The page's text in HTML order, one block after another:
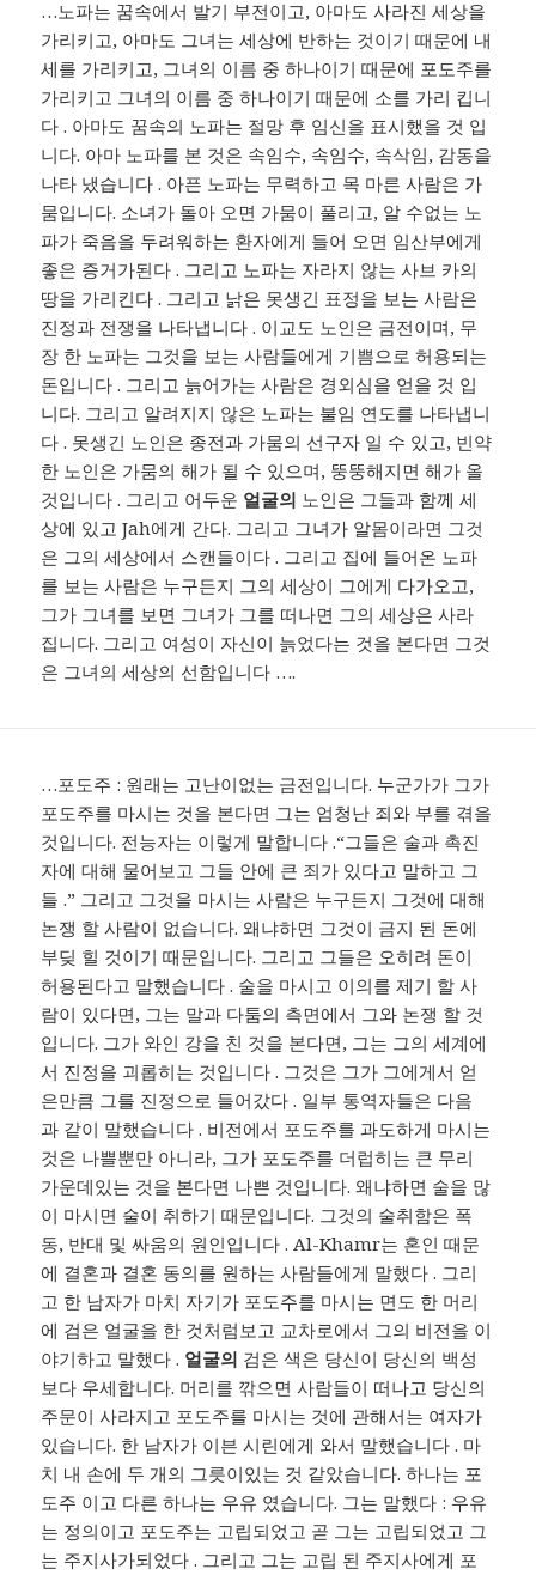
…노파는 꿈속에서 발기 부전이고, 아마도 사라진 세상을
가리키고, 아마도 그녀는 세상에 반하는 것이기 때문에 내
세를 가리키고, 그녀의 이름 중 하나이기 때문에 포도주를
가리키고 그녀의 이름 중 하나이기 때문에 소를 가리 킵니
다 . 아마도 꿈속의 노파는 절망 후 임신을 표시했을 것 입
니다. 아마 노파를 본 것은 속임수, 속임수, 속삭임, 감동을
나타 냈습니다 . 아픈 노파는 무력하고 목 마른 사람은 가
뭄입니다. 소녀가 돌아 오면 가뭄이 풀리고, 알 수없는 노
파가 죽음을 두려워하는 환자에게 들어 오면 임산부에게
좋은 증거가된다 . 그리고 노파는 자라지 않는 사브 카의
땅을 가리킨다 . 그리고 낡은 못생긴 표정을 보는 사람은
진정과 전쟁을 나타냅니다 . 이교도 노인은 금전이며, 무
장 한 노파는 그것을 보는 사람들에게 기쁨으로 허용되는
돈입니다 . 그리고 늙어가는 사람은 경외심을 얻을 것 입
니다. 그리고 알려지지 않은 노파는 불임 연도를 나타냅니
다 . 못생긴 노인은 종전과 가뭄의 선구자 일 수 있고, 빈약
한 노인은 가뭄의 해가 될 수 있으며, 뚱뚱해지면 해가 올
것입니다 . 그리고 어두운 얼굴의 노인은 그들과 함께 세
상에 있고 Jah에게 간다. 그리고 그녀가 알몸이라면 그것
은 그의 세상에서 스캔들이다 . 그리고 집에 들어온 노파
를 보는 사람은 누구든지 그의 세상이 그에게 다가오고,
그가 그녀를 보면 그녀가 그를 떠나면 그의 세상은 사라
집니다. 그리고 여성이 자신이 늙었다는 것을 본다면 그것
은 그녀의 세상의 선함입니다 ….
…포도주 : 원래는 고난이없는 금전입니다. 누군가가 그가
포도주를 마시는 것을 본다면 그는 엄청난 죄와 부를 겪을
것입니다. 전능자는 이렇게 말합니다 .“그들은 술과 촉진
자에 대해 물어보고 그들 안에 큰 죄가 있다고 말하고 그
들 .” 그리고 그것을 마시는 사람은 누구든지 그것에 대해
논쟁 할 사람이 없습니다. 왜냐하면 그것이 금지 된 돈에
부딪 힐 것이기 때문입니다. 그리고 그들은 오히려 돈이
허용된다고 말했습니다 . 술을 마시고 이의를 제기 할 사
람이 있다면, 그는 말과 다툼의 측면에서 그와 논쟁 할 것
입니다. 그가 와인 강을 친 것을 본다면, 그는 그의 세계에
서 진정을 괴롭히는 것입니다 . 그것은 그가 그에게서 얻
은만큼 그를 진정으로 들어갔다 . 일부 통역자들은 다음
과 같이 말했습니다 . 비전에서 포도주를 과도하게 마시는
것은 나쁠뿐만 아니라, 그가 포도주를 더럽히는 큰 무리
가운데있는 것을 본다면 나쁜 것입니다. 왜냐하면 술을 많
이 마시면 ​​술이 취하기 때문입니다. 그것의 술취함은 폭
동, 반대 및 싸움의 원인입니다 . Al-Khamr는 혼인 때문
에 결혼과 결혼 동의를 원하는 사람들에게 말했다 . 그리
고 한 남자가 마치 자기가 포도주를 마시는 면도 한 머리
에 검은 얼굴을 한 것처럼보고 교차로에서 그의 비전을 이
야기하고 말했다 . 얼굴의 검은 색은 당신이 당신의 백성
보다 우세합니다. 머리를 깎으면 사람들이 떠나고 당신의
주문이 사라지고 포도주를 마시는 것에 관해서는 여자가
있습니다. 한 남자가 이븐 시린에게 와서 말했습니다 . 마
치 내 손에 두 개의 그릇이있는 것 같았습니다. 하나는 포
도주 이고 다른 하나는 우유 였습니다. 그는 말했다 : 우유
는 정의이고 포도주는 고립되었고 곧 그는 고립되었고 그
는 주지사가되었다 . 그리고 그는 고립 된 주지사에게 포